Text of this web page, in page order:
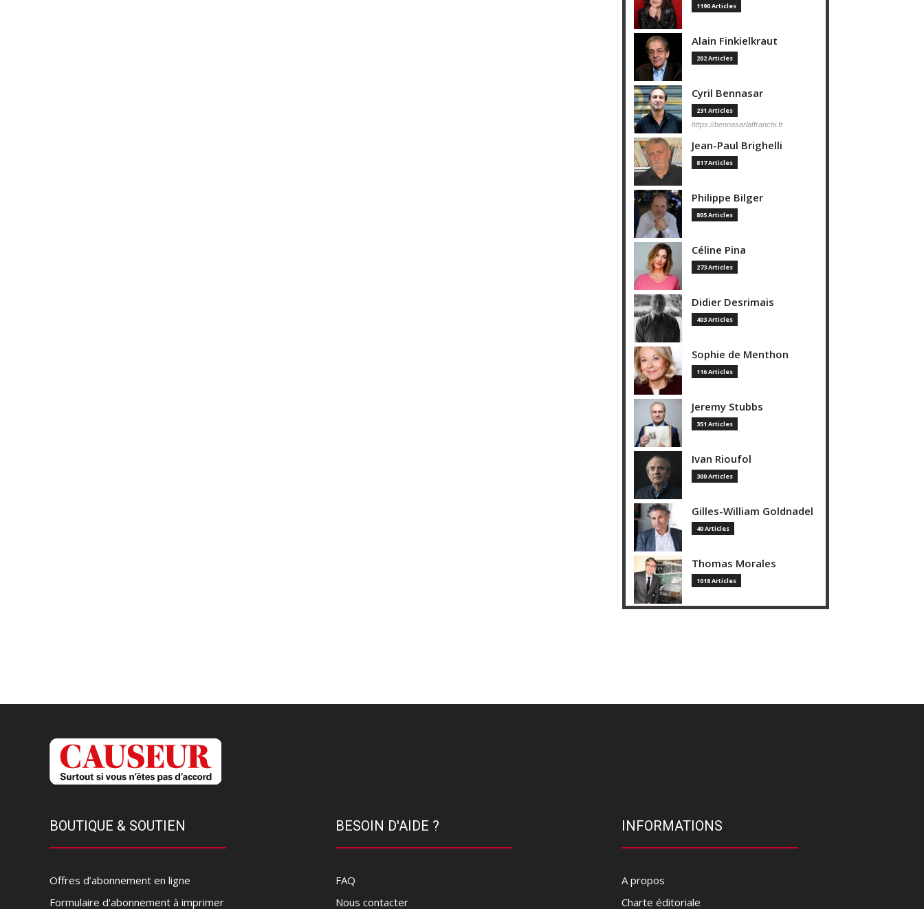
1190 Articles
Alain Finkielkraut
202 Articles
Cyril Bennasar
231 Articles
https://bennasarlaffranchi.fr
Jean-Paul Brighelli
817 Articles
Philippe Bilger
805 Articles
Céline Pina
273 Articles
Didier Desrimais
403 Articles
Sophie de Menthon
116 Articles
Jeremy Stubbs
351 Articles
Ivan Rioufol
300 Articles
Gilles-William Goldnadel
40 Articles
Thomas Morales
1018 Articles
BOUTIQUE & SOUTIEN
Offres d’abonnement en ligne
Formulaire d'abonnement à imprimer
BESOIN D'AIDE ?
FAQ
Nous contacter
INFORMATIONS
A propos
Charte éditoriale